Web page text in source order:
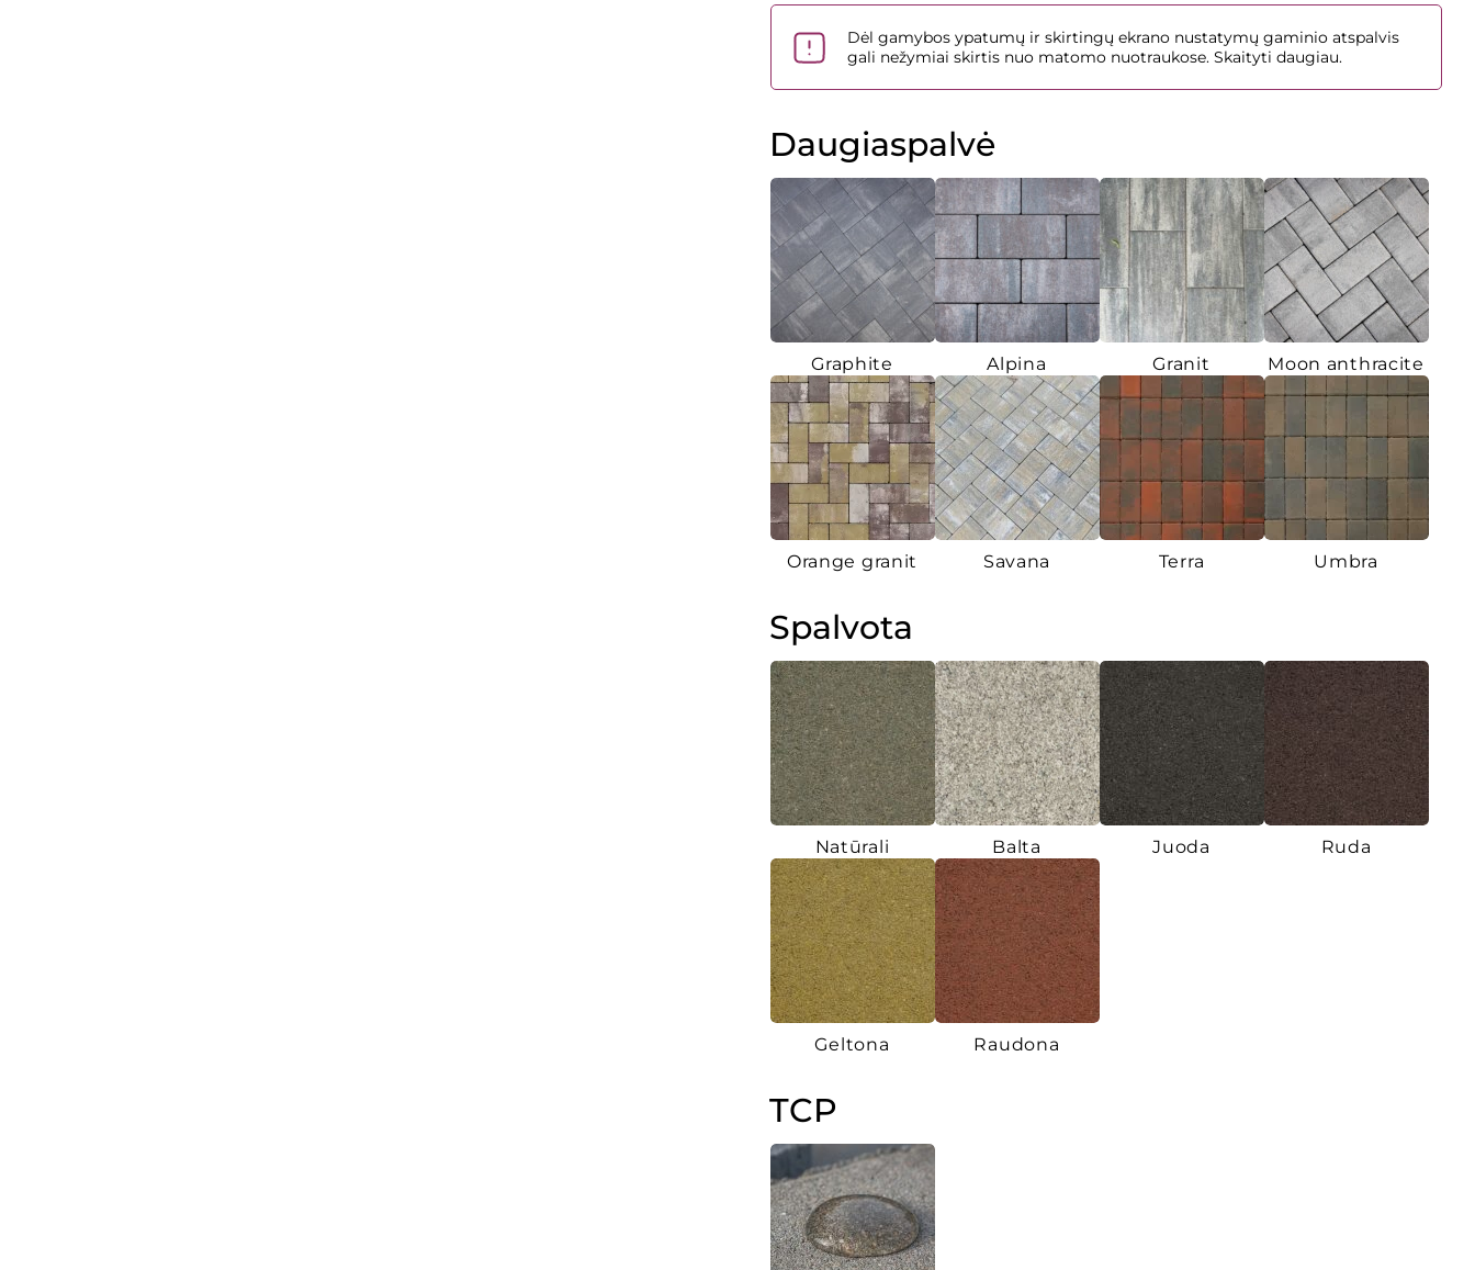
Dėl gamybos ypatumų ir skirtingų ekrano nustatymų gaminio atspalvis
gali nežymiai skirtis nuo matomo nuotraukose. Skaityti daugiau.
Daugiaspalvė
Graphite Alpina Granit Moon anthracite
Orange granit Savana Terra Umbra
Spalvota
Natūrali Balta Juoda Ruda
Geltona Raudona
TCP